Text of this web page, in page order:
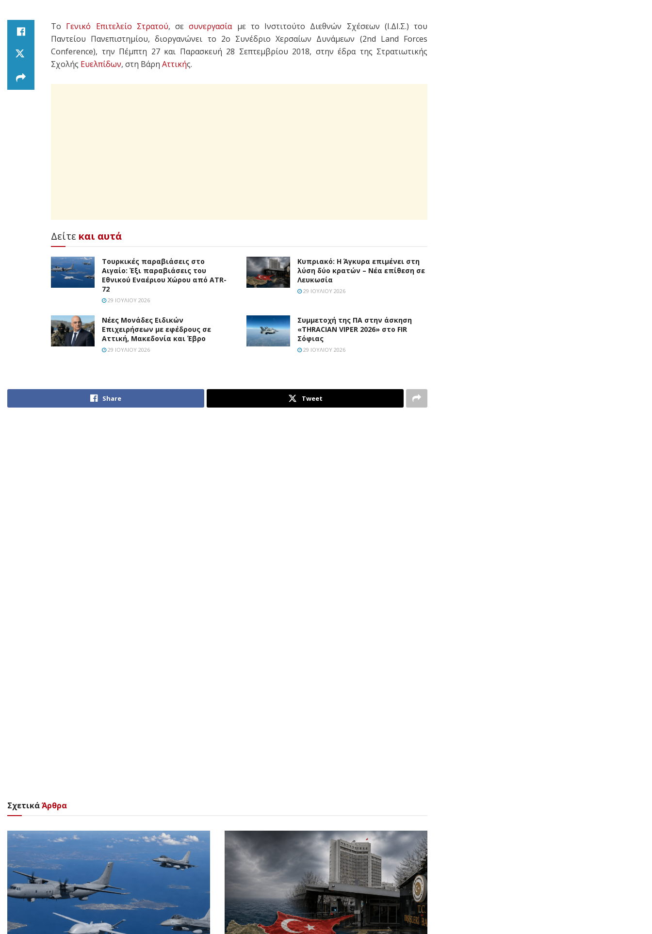
Το Γενικό Επιτελείο Στρατού, σεσυνεργασίαμε το Ινστιτούτο Διεθνών Σχέσεων (Ι.ΔΙ.Σ.) του
Παντείου Πανεπιστημίου, διοργανώνει το 2ο Συνέδριο Χερσαίων Δυνάμεων (2nd Land Forces
Conference), την Πέμπτη 27 και Παρασκευή 28 Σεπτεμβρίου 2018, στην έδρα της Στρατιωτικής
Σχολής Ευελπίδων, στη Βάρη Αττικής.
Δείτε και αυτά
Τουρκικές παραβιάσεις στο
Αιγαίο: Έξι παραβιάσεις του
Εθνικού Εναέριου Χώρου από ATR-
72
29 ΙΟΥΛΊΟΥ 2026
Κυπριακό: Η Άγκυρα επιμένει στη
λύση δύο κρατών – Νέα επίθεση σε
Λευκωσία
29 ΙΟΥΛΊΟΥ 2026
Νέες Μονάδες Ειδικών
Επιχειρήσεων με εφέδρους σε
Αττική, Μακεδονία και Έβρο
29 ΙΟΥΛΊΟΥ 2026
Συμμετοχή της ΠΑ στην άσκηση
«THRACIAN VIPER 2026» στο FIR
Σόφιας
29 ΙΟΥΛΊΟΥ 2026
Share Tweet
ΣχετικάΆρθρα